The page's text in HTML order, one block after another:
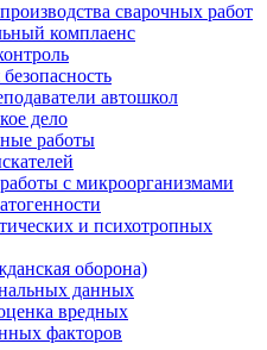
сварочных работ
комплаенс
автошкол
дело
работы
с микроорганизмами
и психотропных
оборона)
данных
вредных
факторов